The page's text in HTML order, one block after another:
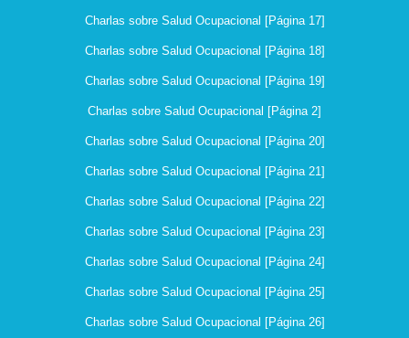
Charlas sobre Salud Ocupacional [Página 17]
Charlas sobre Salud Ocupacional [Página 18]
Charlas sobre Salud Ocupacional [Página 19]
Charlas sobre Salud Ocupacional [Página 2]
Charlas sobre Salud Ocupacional [Página 20]
Charlas sobre Salud Ocupacional [Página 21]
Charlas sobre Salud Ocupacional [Página 22]
Charlas sobre Salud Ocupacional [Página 23]
Charlas sobre Salud Ocupacional [Página 24]
Charlas sobre Salud Ocupacional [Página 25]
Charlas sobre Salud Ocupacional [Página 26]